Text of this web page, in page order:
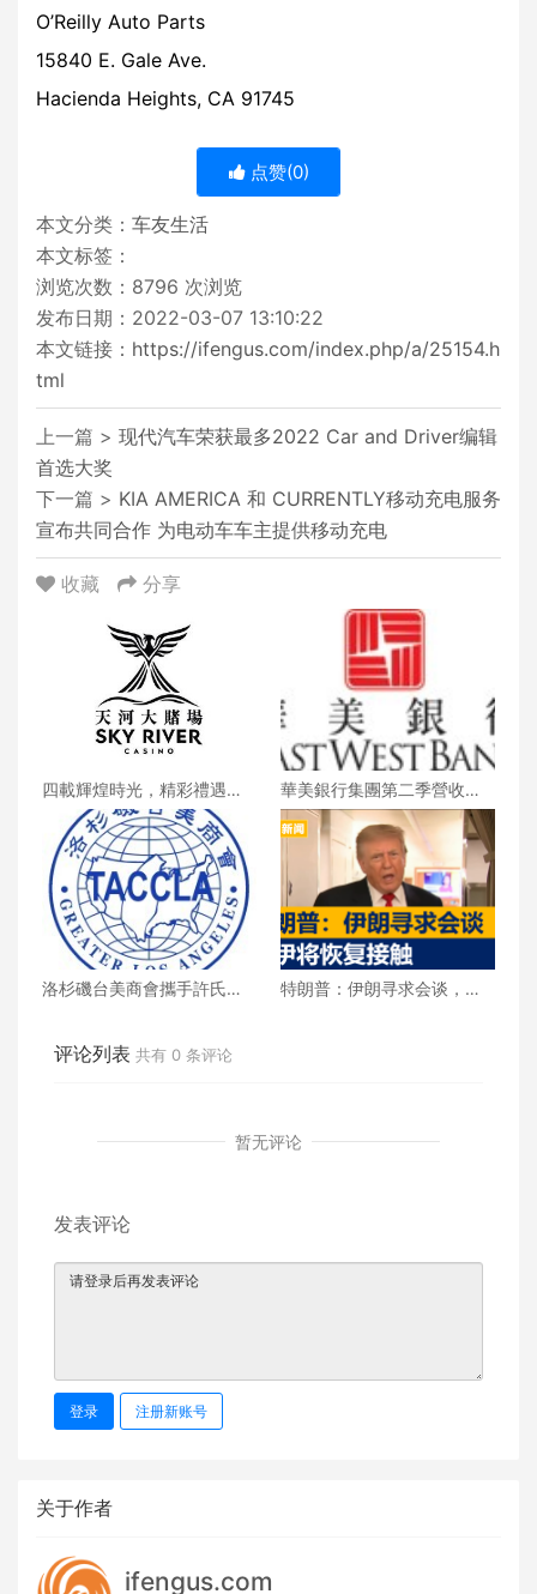
O’Reilly Auto Parts
15840 E. Gale Ave.
Hacienda Heights, CA 91745
点赞(0)
本文分类： 车友生活
本文标签：
浏览次数： 8796 次浏览
发布日期：2022-03-07 13:10:22
本文链接： https://ifengus.com/index.php/a/25154.h
tml
上一篇 > 现代汽车荣获最多2022 Car and Driver编辑
首选大奖
下一篇 > KIA AMERICA 和 CURRENTLY移动充电服务
宣布共同合作 为电动车车主提供移动充电
收藏 分享
四載輝煌時光，精彩禮遇歡
慶一整月
華美銀行集團第二季營收創
新高 每股收益年增18%
洛杉磯台美商會攜手許氏參
特朗普：伊朗寻求会谈，美
评论列表 共有 0 条评论
暂无评论
发表评论
登录 注册新账号
关于作者
ifengus.com